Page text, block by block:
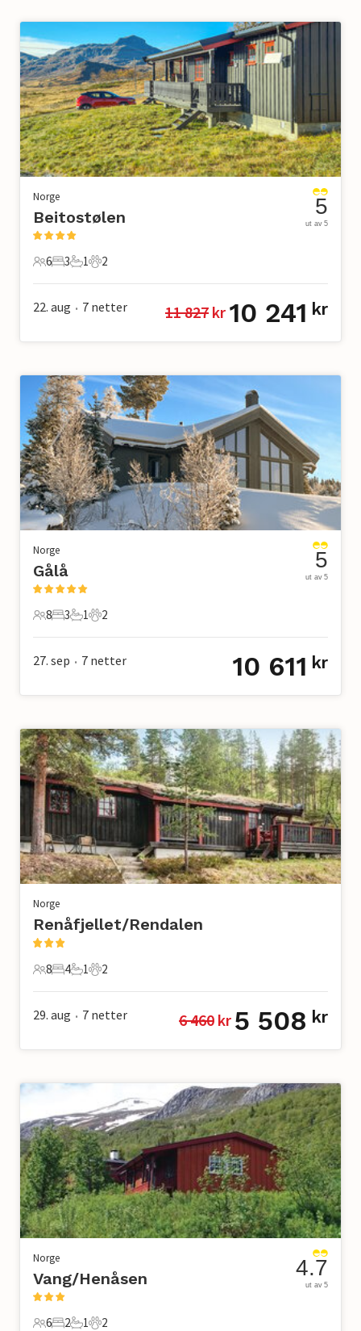
Norge
Beitostølen
6 Gjester
6
3 Soverom
3
1 Bad
1
2 Kjæledyr
2
5
ut av 5
22. aug • 7 netter 11 827 kr 10 241 kr
Norge
Gålå
8 Gjester
8
3 Soverom
3
1 Bad
1
2 Kjæledyr
2
5
ut av 5
27. sep • 7 netter 10 611 kr
Norge
Renåfjellet/Rendalen
8 Gjester
8
4 Soverom
4
1 Bad
1
2 Kjæledyr
2
29. aug • 7 netter 6 460 kr 5 508 kr
Norge
Vang/Henåsen
6 2 1 2
4.7
ut av 5